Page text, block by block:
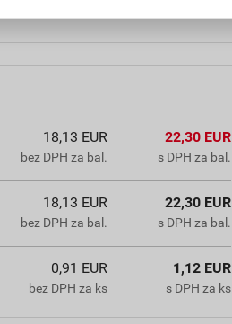
18,13 EUR
bez DPH za bal.
22,30 EUR
s DPH za bal.
18,13 EUR
bez DPH za bal.
22,30 EUR
s DPH za bal.
0,91 EUR
bez DPH za ks
1,12 EUR
s DPH za ks